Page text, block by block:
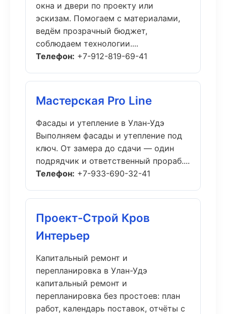
окна и двери по проекту или
эскизам. Помогаем с материалами,
ведём прозрачный бюджет,
соблюдаем технологии....
Телефон: +7-912-819-69-41
Мастерская Pro Line
Фасады и утепление в Улан-Удэ
Выполняем фасады и утепление под
ключ. От замера до сдачи — один
подрядчик и ответственный прораб....
Телефон: +7-933-690-32-41
Проект-Строй Кров
Интерьер
Капитальный ремонт и
перепланировка в Улан-Удэ
капитальный ремонт и
перепланировка без простоев: план
работ, календарь поставок, отчёты с